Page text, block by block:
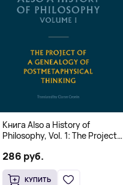
Книга Also a History of
Philosophy, Vol. 1: The Project
Postmetaphysical Thinking
(Твердый переплет)
286 руб.
КУПИТЬ